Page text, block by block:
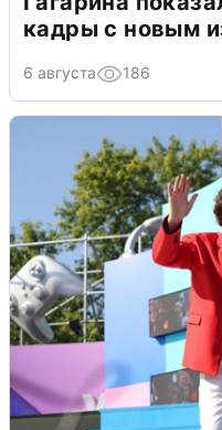
кадры с новым
6 августа 186